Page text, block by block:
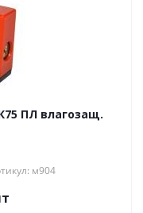
ПЛ влагозащ.
м904